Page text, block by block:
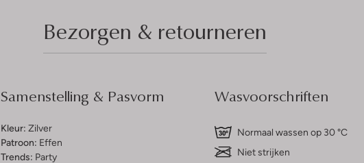
Bezorgen & retourneren
Samenstelling & Pasvorm
Kleur: Zilver
Patroon: Effen
Trends: Party
Wasvoorschriften
Normaal wassen op 30 °C
Niet strijken